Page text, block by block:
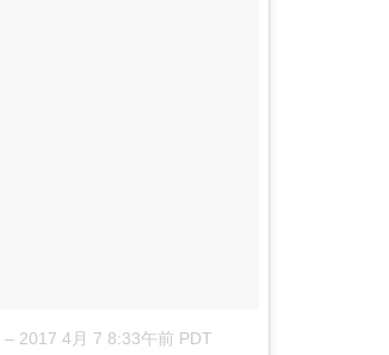
– 2017 4月 7 8:33午前 PDT